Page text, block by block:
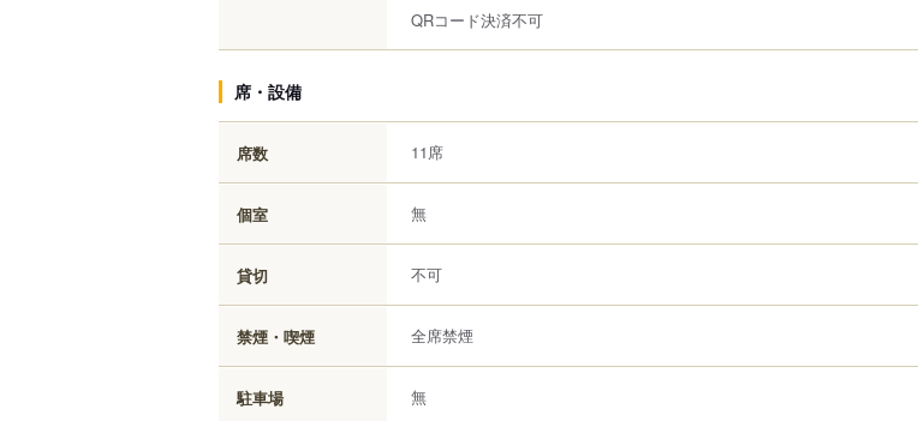
QRコード決済不可
席・設備
席数 11席
個室 無
貸切 不可
禁煙・喫煙 全席禁煙
駐車場 無